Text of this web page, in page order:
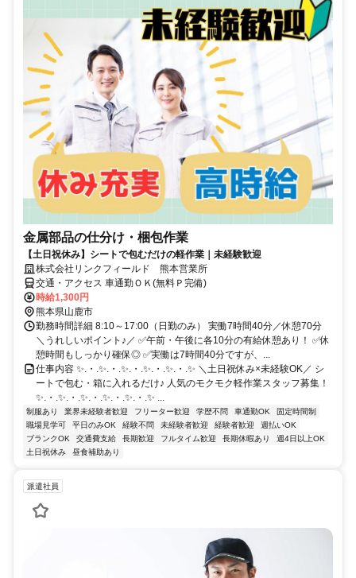
金属部品の仕分け・梱包作業
【土日祝休み】シートで包むだけの軽作業｜未経験歓迎
株式会社リンクフィールド 熊本営業所
交通・アクセス 車通勤ＯＫ(無料Ｐ完備)
時給1,300円
熊本県山鹿市
勤務時間詳細 8:10～17:00（日勤のみ） 実働7時間40分／休憩70分
＼うれしいポイント♪／ ✅午前・午後に各10分の有給休憩あり！ ✅休
憩時間もしっかり確保◎ ✅実働は7時間40分ですが、...
仕事内容 ✨.・.✨.・.✨.・.✨.・.✨.・.✨ ＼土日祝休み×未経験OK／ シ
ートで包む・箱に入れるだけ♪ 人気のモクモク軽作業スタッフ募集！
✨.・.✨.・.✨.・.✨.・.✨.・.✨ ...
制服あり 業界未経験者歓迎 フリーター歓迎 学歴不問 車通勤OK
固定時間制
職場見学可
平日のみOK 経験不問 未経験者歓迎 経験者歓迎
週払いOK
ブランクOK
交通費支給 長期歓迎 フルタイム歓迎 長期休暇あり
週4日以上OK
土日祝休み
昼食補助あり
派遣社員